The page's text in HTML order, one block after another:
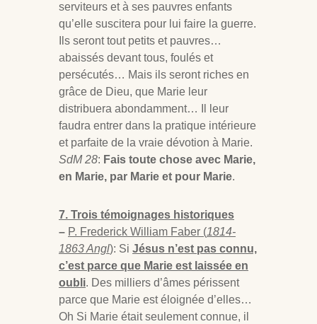
serviteurs et à ses pauvres enfants
qu’elle suscitera pour lui faire la guerre.
Ils seront tout petits et pauvres…
abaissés devant tous, foulés et
persécutés… Mais ils seront riches en
grâce de Dieu, que Marie leur
distribuera abondamment… Il leur
faudra entrer dans la pratique intérieure
et parfaite de la vraie dévotion à Marie.
SdM 28: Fais toute chose avec Marie,
en Marie, par Marie et pour Marie.
7. Trois témoignages historiques
– P. Frederick William Faber (1814-
1863 Angl): Si Jésus n’est pas connu,
c’est parce que Marie est laissée en
oubli. Des milliers d’âmes périssent
parce que Marie est éloignée d’elles…
Oh Si Marie était seulement connue, il